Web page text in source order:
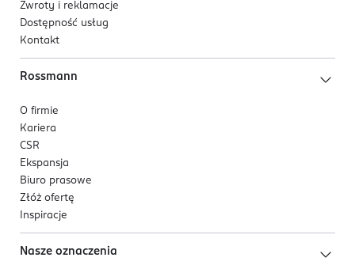
Zwroty i reklamacje
Dostępność usług
Kontakt
Rossmann
O firmie
Kariera
CSR
Ekspansja
Biuro prasowe
Złóż ofertę
Inspiracje
Nasze oznaczenia